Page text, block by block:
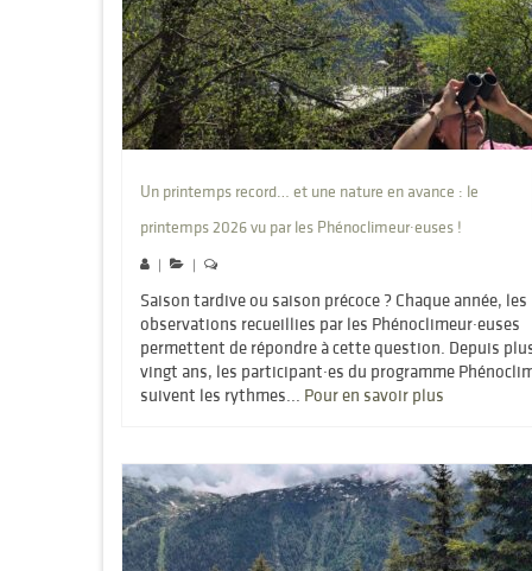
Un printemps record… et une nature en avance : le
printemps 2026 vu par les Phénoclimeur·euses !
| |
Saison tardive ou saison précoce ? Chaque année, les
observations recueillies par les Phénoclimeur·euses
permettent de répondre à cette question. Depuis
vingt ans, les participant·es du programme
suivent les rythmes... Pour en savoir plus